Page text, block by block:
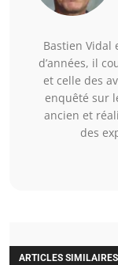
Bastien Vidal
d’années, il
et celle des
enquêté sur
ancien et
des
ARTICLES SIMILAIRES